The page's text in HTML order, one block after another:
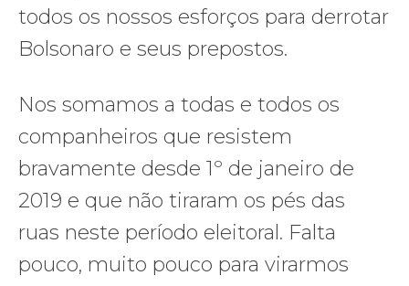
todos os nossos esforços para derrotar
Bolsonaro e seus prepostos.
Nos somamos a todas e todos os
companheiros que resistem
bravamente desde 1º de janeiro de
2019 e que não tiraram os pés das
ruas neste período eleitoral. Falta
pouco, muito pouco para virarmos